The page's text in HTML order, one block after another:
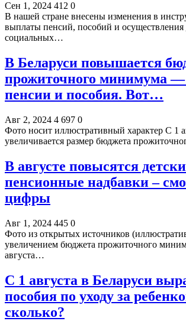
Сен 1, 2024 412 0
В нашей стране внесены изменения в
выплаты пенсий, пособий и осуществления
социальных…
В Беларуси повышается
прожиточного минимума
пенсии и пособия. Вот…
Авг 2, 2024 4 697 0
Фото носит иллюстративный характер С 1
увеличивается размер бюджета
В августе повысятся
пенсионные надбавки –
цифры
Авг 1, 2024 445 0
Фото из открытых источников
увеличением бюджета прожиточного
августа…
С 1 августа в Беларуси
пособия по уходу за
сколько?